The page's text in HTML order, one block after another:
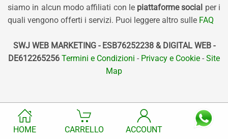
siamo in alcun modo affiliati con le piattaforme social per i
quali vengono offerti i servizi. Puoi leggere altro sulle FAQ
SWJ WEB MARKETING - ESB76252238 & DIGITAL WEB -
DE612265256 Termini e Condizioni - Privacy e Cookie - Site
Map
HOME CARRELLO ACCOUNT